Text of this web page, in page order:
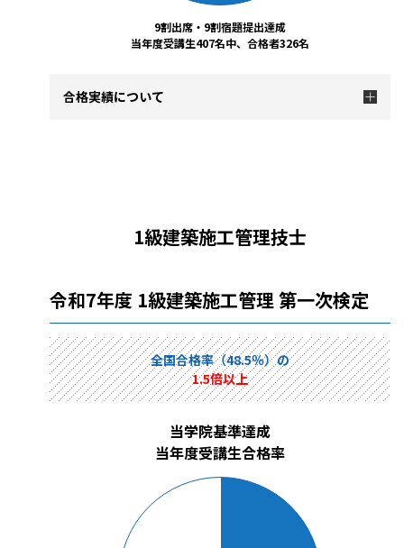
9割出席・9割宿題提出達成
当年度受講生407名中、合格者326名
合格実績について
1級建築施工管理技士
令和7年度 1級建築施工管理 第一次検定
全国合格率（48.5％）の
1.5倍以上
当学院基準達成
当年度受講生合格率